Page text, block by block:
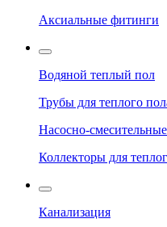
Аксиальные фитинги
Водяной теплый пол
Трубы для теплого
Насосно-
Коллекторы для
Канализация